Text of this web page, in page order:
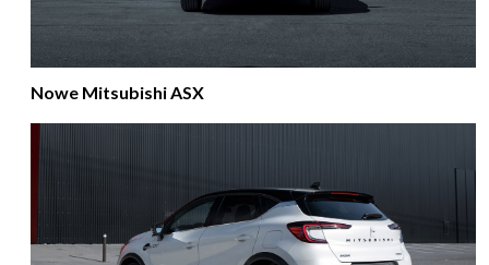
Nowe Mitsubishi ASX